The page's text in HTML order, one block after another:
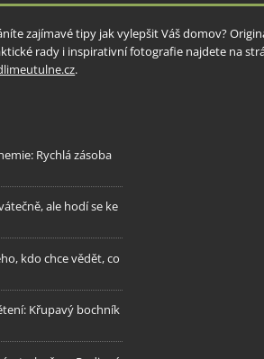
zajímavé tipy jak vylepšit Váš domov?
rady i inspirativní fotografie najdete na
.
Rychlá zásoba
ale hodí se ke
kdo chce vědět, co
Křupavý bochník